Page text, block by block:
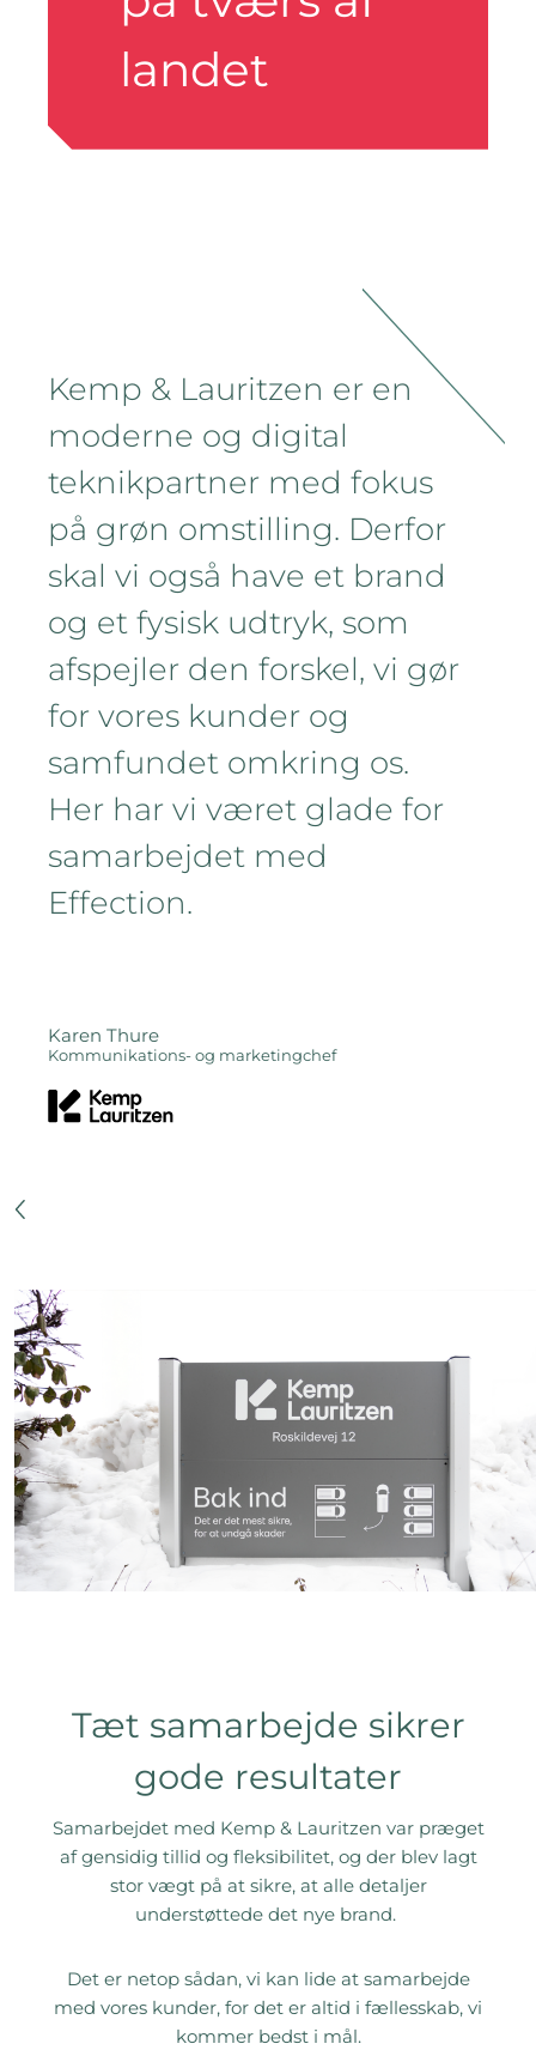
landet
Kemp & Lauritzen er en
moderne og digital
teknikpartner med fokus
på grøn omstilling. Derfor
skal vi også have et brand
og et fysisk udtryk, som
afspejler den forskel, vi gør
for vores kunder og
samfundet omkring os.
Her har vi været glade for
samarbejdet med
Effection.
Karen Thure
Kommunikations- og marketingchef
Tæt samarbejde sikrer
gode resultater
Samarbejdet med Kemp & Lauritzen var præget
af gensidig tillid og fleksibilitet, og der blev lagt
stor vægt på at sikre, at alle detaljer
understøttede det nye brand.
Det er netop sådan, vi kan lide at samarbejde
med vores kunder, for det er altid i fællesskab, vi
kommer bedst i mål.